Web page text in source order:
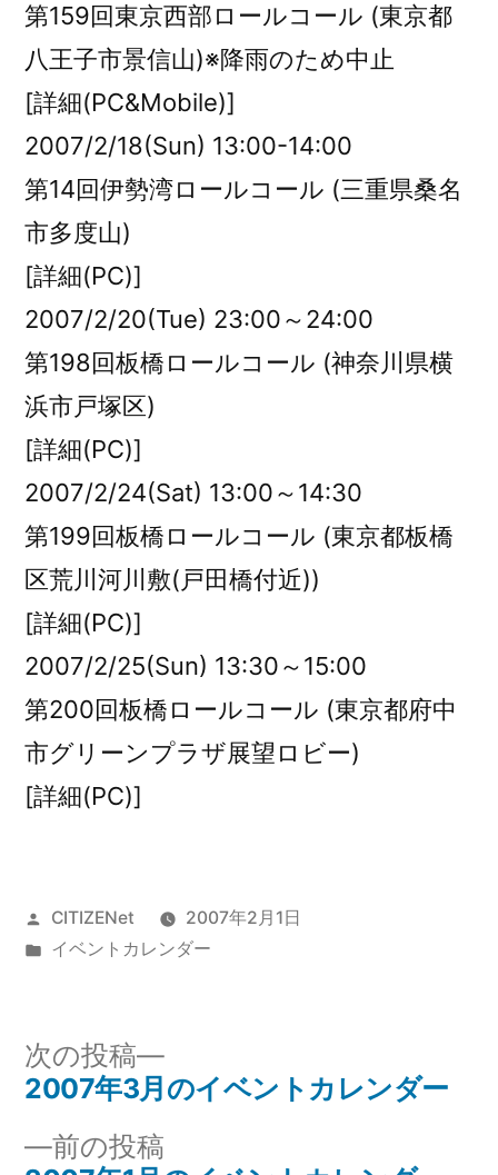
第159回東京西部ロールコール (東京都
八王子市景信山)※降雨のため中止
[詳細(PC&Mobile)]
2007/2/18(Sun) 13:00-14:00
第14回伊勢湾ロールコール (三重県桑名
市多度山)
[詳細(PC)]
2007/2/20(Tue) 23:00～24:00
第198回板橋ロールコール (神奈川県横
浜市戸塚区)
[詳細(PC)]
2007/2/24(Sat) 13:00～14:30
第199回板橋ロールコール (東京都板橋
区荒川河川敷(戸田橋付近))
[詳細(PC)]
2007/2/25(Sun) 13:30～15:00
第200回板橋ロールコール (東京都府中
市グリーンプラザ展望ロビー)
[詳細(PC)]
投
稿
CITIZENet
2007年2月1日
カ
ー:
イベントカレンダー
投
稿 前の投稿
次の投稿
次
の
2007年3月のイベントカレンダー